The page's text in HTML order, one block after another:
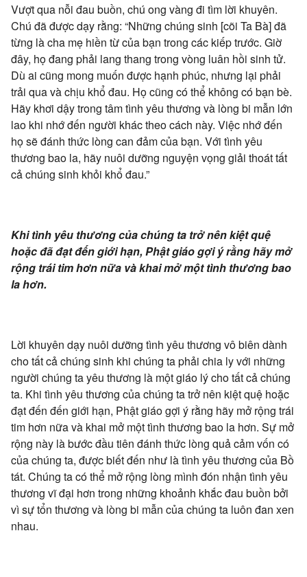
Vượt qua nỗi đau buồn, chú ong vàng đi tìm lời khuyên.
Chú đã được dạy rằng: “Những chúng sinh [cõi Ta Bà] đã
từng là cha mẹ hiền từ của bạn trong các kiếp trước. Giờ
đây, họ đang phải lang thang trong vòng luân hồi sinh tử.
Dù ai cũng mong muốn được hạnh phúc, nhưng lại phải
trải qua và chịu khổ đau. Họ cũng có thể không có bạn bè.
Hãy khơi dậy trong tâm tình yêu thương và lòng bi mẫn lớn
lao khi nhớ đến người khác theo cách này. Việc nhớ đến
họ sẽ đánh thức lòng can đảm của bạn. Với tình yêu
thương bao la, hãy nuôi dưỡng nguyện vọng giải thoát tất
cả chúng sinh khỏi khổ đau.”
Khi tình yêu thương của chúng ta trở nênkiệt quệ
hoặc đã đạt đến giới hạn, Phật giáo gợi ý rằng hãy mở
rộng trái tim hơn nữa và khai mở một tình thương bao
la hơn.
Lời khuyên dạy nuôi dưỡng tình yêu thương vô biên dành
cho tất cả chúng sinh khi chúng ta phải chia ly với những
người chúng ta yêu thương là một giáo lý cho tất cả chúng
ta. Khi tình yêu thương của chúng ta trở nên kiệt quệ hoặc
đạt đến đến giới hạn, Phật giáo gợi ý rằng hãy mở rộng trái
tim hơn nữa và khai mở một tình thương bao la hơn. Sự mở
rộng này là bước đầu tiên đánh thức lòng quả cảm vốn có
của chúng ta, được biết đến như là tình yêu thương của Bồ
tát. Chúng ta có thể mở rộng lòng mình đón nhận tình yêu
thương vĩ đại hơn trong những khoảnh khắc đau buồn bởi
vì sự tổn thương và lòng bi mẫn của chúng ta luôn đan xen
nhau.